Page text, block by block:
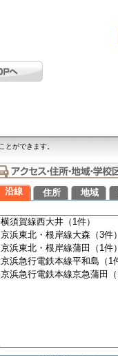
ができます。
沿線 住所 地域